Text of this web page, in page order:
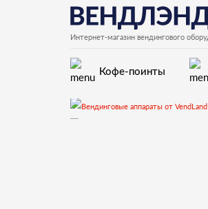
Интернет-магазин вендингового
Кофе-поинты